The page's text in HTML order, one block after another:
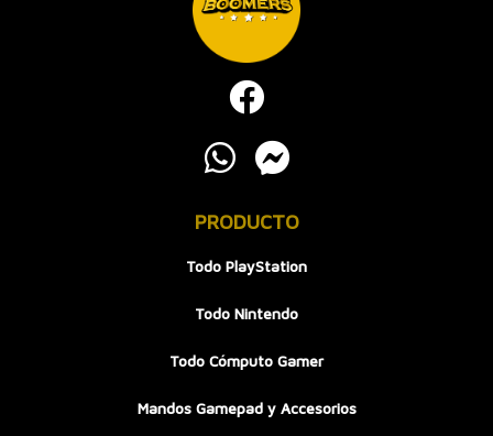
PRODUCTO
Todo PlayStation
Todo Nintendo
Todo Cómputo Gamer
Mandos Gamepad y Accesorios